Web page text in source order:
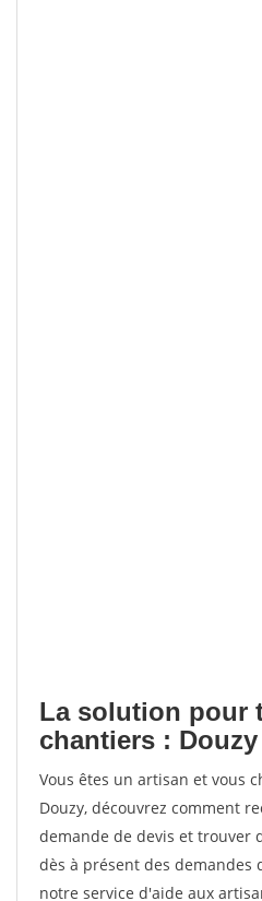
La solution pour
chantiers : Douzy
Vous êtes un artisan et vous
Douzy, découvrez comment
demande de devis et trouver
dès à présent des demandes
notre service d'aide aux